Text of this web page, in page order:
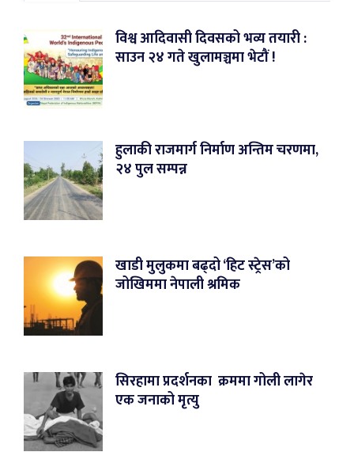
विश्व आदिवासी दिवसको भव्य तयारी :
साउन २४ गते खुलामञ्चमा भेटौं !
हुलाकी राजमार्ग निर्माण अन्तिम चरणमा,
२४ पुल सम्पन्न
खाडी मुलुकमा बढ्दो ‘हिट स्ट्रेस’को
जोखिममा नेपाली श्रमिक
सिरहामा प्रदर्शनका क्रममा गोली लागेर
एक जनाको मृत्यु